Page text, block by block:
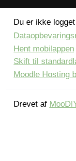
Du er ikke
Hent mobilappen
Skift til
Moodle Hosting
Drevet af